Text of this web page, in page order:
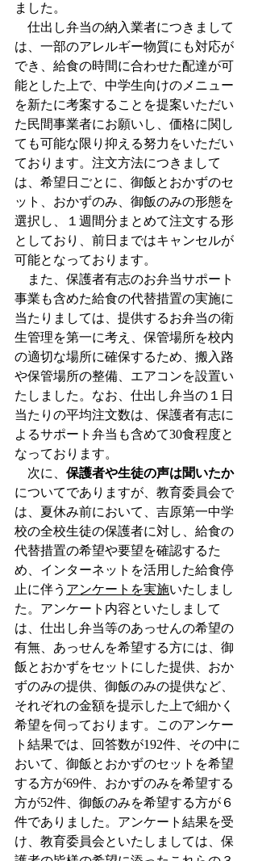
ました。
仕出し弁当の納入業者につきまして
は、一部のアレルギー物質にも対応が
でき、給食の時間に合わせた配達が可
能とした上で、中学生向けのメニュー
を新たに考案することを提案いただい
た民間事業者にお願いし、価格に関し
ても可能な限り抑える努力をいただい
ております。注文方法につきまして
は、希望日ごとに、御飯とおかずのセ
ット、おかずのみ、御飯のみの形態を
選択し、１週間分まとめて注文する形
としており、前日まではキャンセルが
可能となっております。
また、保護者有志のお弁当サポート
事業も含めた給食の代替措置の実施に
当たりましては、提供するお弁当の衛
生管理を第一に考え、保管場所を校内
の適切な場所に確保するため、搬入路
や保管場所の整備、エアコンを設置い
たしました。なお、仕出し弁当の１日
当たりの平均注文数は、保護者有志に
よるサポート弁当も含めて30食程度と
なっております。
次に、 保護者や生徒の声は聞いたか
についてでありますが、教育委員会で
は、夏休み前において、吉原第一中学
校の全校生徒の保護者に対し、給食の
代替措置の希望や要望を確認するた
め、インターネットを活用した給食停
止に伴う アンケートを実施いたしまし
た。アンケート内容といたしまして
は、仕出し弁当等のあっせんの希望の
有無、あっせんを希望する方には、御
飯とおかずをセットにした提供、おか
ずのみの提供、御飯のみの提供など、
それぞれの金額を提示した上で細かく
希望を伺っております。このアンケー
ト結果では、回答数が192件、その中に
おいて、御飯とおかずのセットを希望
する方が69件、おかずのみを希望する
方が52件、御飯のみを希望する方が６
件でありました。アンケート結果を受
け、教育委員会といたしましては、保